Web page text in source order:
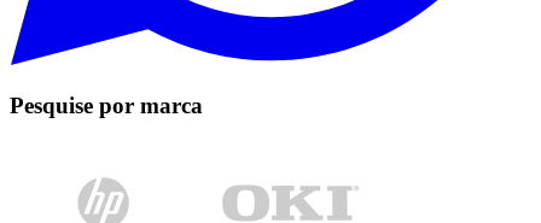
Pesquise por marca